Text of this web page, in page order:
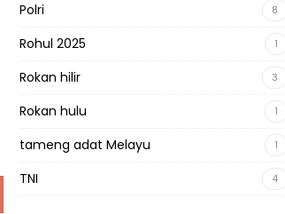
Polri 8
Rohul 2025 1
Rokan hilir 3
Rokan hulu 1
tameng adat Melayu 1
TNI 4